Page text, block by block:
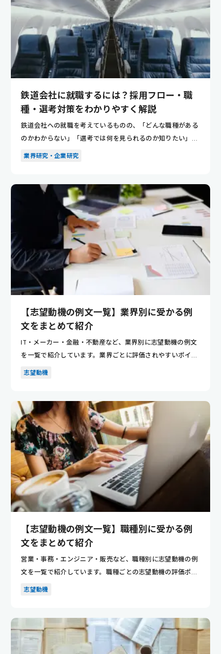
鉄道会社に就職するには？採用フロー・職
種・選考対策をわかりやすく解説
鉄道会社への就職を考えているものの、「どんな職種がある
のかわからない」「選考では何を見られるのか知りたい」と
悩んでいませ...
業界研究・企業研究
【志望動機の例文一覧】業界別に受かる例
文をまとめて紹介
IT・メーカー・金融・不動産など、業界別に志望動機の例文
を一覧で紹介しています。業界ごとに評価されやすいポイン
トが分かり...
志望動機
【志望動機の例文一覧】職種別に受かる例
文をまとめて紹介
営業・事務・エンジニア・販売など、職種別に志望動機の例
文を一覧で紹介しています。職種ごとの志望動機の評価ポイ
ントが分かり...
志望動機